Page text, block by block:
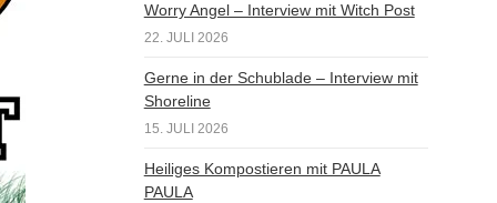
Worry Angel – Interview mit Witch Post
22. JULI 2026
Gerne in der Schublade – Interview mit
Shoreline
15. JULI 2026
Heiliges Kompostieren mit PAULA
PAULA